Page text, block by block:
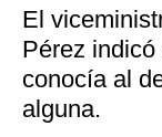
El
Pérez indicó
conocía al
alguna.